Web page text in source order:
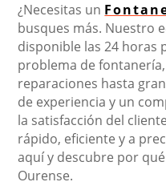
¿Necesitas un
busques más. Nuestro
disponible las 24 horas
problema de
reparaciones hasta
de experiencia y un
la satisfacción del
rápido, eficiente y a
aquí y descubre por
Ourense.